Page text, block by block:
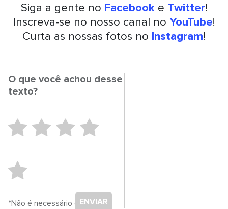
Siga a gente no Facebooke Twitter!
Inscreva-se no nosso canal no YouTube!
Curta as nossas fotos no Instagram!
O que você achou desse
texto?
ENVIAR
*Não é necessário cadastro.